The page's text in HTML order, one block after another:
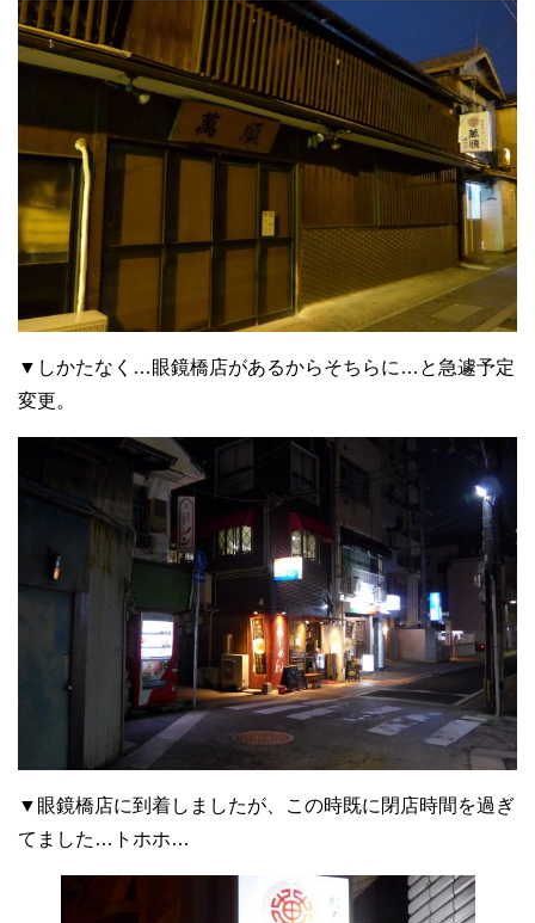
▼しかたなく…眼鏡橋店があるからそちらに…と急遽予定
変更。
▼眼鏡橋店に到着しましたが、この時既に閉店時間を過ぎ
てました…トホホ…